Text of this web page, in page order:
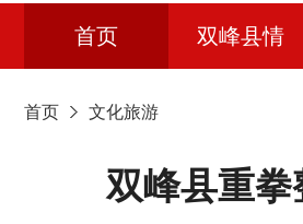
首页 双峰县情
首页 文化旅游
双峰县重